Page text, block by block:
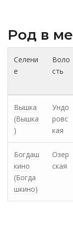
Род в
Селени
е
Воло
сть
Вышка
(Вышка
)
Ундо
ровс
кая
Богдаш
кино
(Богда
шкино)
Озер
ская